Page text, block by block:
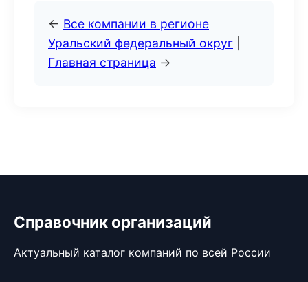
← Все компании в регионе
Уральский федеральный округ
Главная страница →
Справочник организаций
Актуальный каталог компаний по всей России